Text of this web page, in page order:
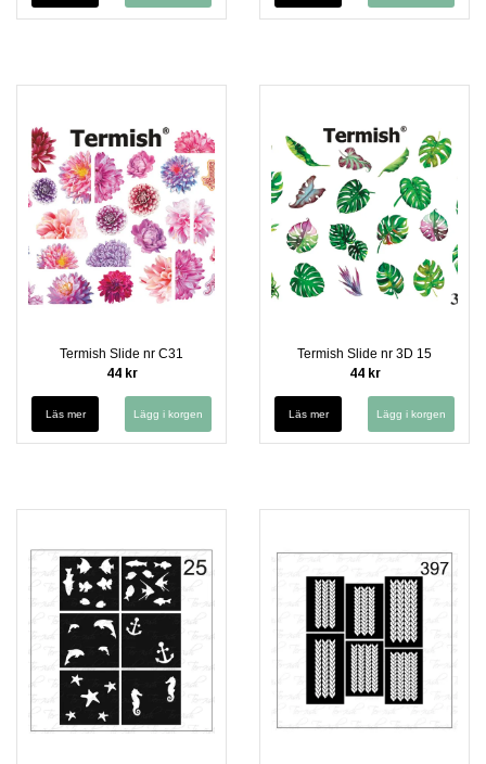
Termish Slide nr C31
44 kr
Läs mer
Termish Slide nr 3D 15
44 kr
Läs mer